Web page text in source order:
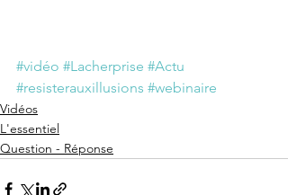
#vidéo #Lacherprise #Actu
#resisterauxillusions #webinaire
Vidéos
L'essentiel
Question - Réponse